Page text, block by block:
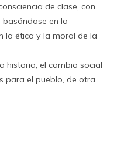
de clase, con
basándose en la
la ética y la moral de la
historia, el cambio social
para el pueblo, de otra